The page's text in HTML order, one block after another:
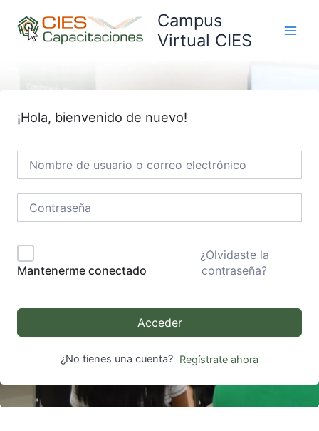
contenido
Campus
Virtual CIES
¡Hola, bienvenido de nuevo!
Mantenerme conectado
¿Olvidaste la
contraseña?
Acceder
¿No tienes una cuenta? Regístrate ahora